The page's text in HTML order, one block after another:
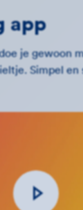
app
je gewoon
Simpel en